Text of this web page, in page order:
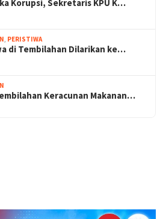
Korupsi, Sekretaris KPU K…
, PERISTIWA
di Tembilahan Dilarikan ke…
Keracunan Makanan…